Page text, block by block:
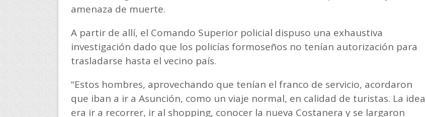
amenaza de muerte.
A partir de allí, el Comando Superior policial dispuso una exhaustiva
investigación dado que los policías formoseños no tenían autorización para
trasladarse hasta el vecino país.
“Estos hombres, aprovechando que tenían el franco de servicio, acordaron
que iban a ir a Asunción, como un viaje normal, en calidad de turistas. La idea
era ir a recorrer, ir al shopping, conocer la nueva Costanera y se largaron